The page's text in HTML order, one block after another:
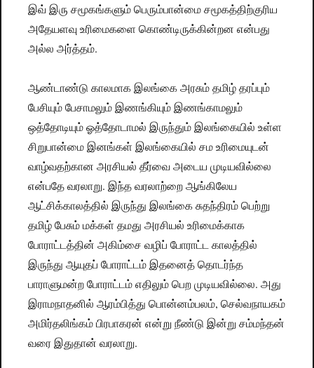
இவ் இரு சமூகங்களும் பெரும்பான்மை சமூகத்திற்குரிய
அதேயளவு உரிமைகளை கொண்டிருக்கின்றன என்பது
அல்ல அர்த்தம்.
ஆண்டாண்டு காலமாக இலங்கை அரசும் தமிழ் தரப்பும்
பேசியும் பேசாமலும் இணங்கியும் இணங்காமலும்
ஒத்தோடியும் ஓத்தோடாமல் இருந்தும் இலங்கையில் உள்ள
சிறுபான்மை இனங்கள் இலங்கையில் சம உரிமையுடன்
வாழ்வதற்கான அரசியல் தீர்வை அடைய முடியவில்லை
என்பதே வரலாறு. இந்த வரலாற்றை ஆங்கிலேய
ஆட்சிக்காலத்தில் இருந்து இலங்கை சுதந்திரம் பெற்று
தமிழ் பேசும் மக்கள் தமது அரசியல் உரிமைக்காக
போராட்டத்தின் அகிம்சை வழிப் போராட்ட காலத்தில்
இருந்து ஆயுதப் போராட்டம் இதனைத் தொடர்ந்த
பாராளுமன்ற போராட்டம் எதிலும் பெற முடியவில்லை. அது
இராமநாதனில் ஆரம்பித்து பொன்னம்பலம், செல்வநாயகம்
அமிர்தலிங்கம் பிரபாகரன் என்று நீண்டு இன்று சம்மந்தன்
வரை இதுதான் வரலாறு.